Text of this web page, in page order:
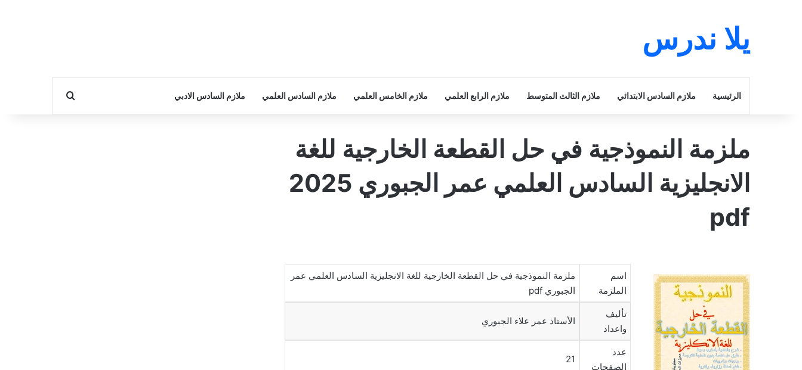
يلا ندرس
الرئيسية ملازم السادس الابتدائي ملازم الثالث المتوسط ملازم الرابع العلمي ملازم الخامس العلمي ملازم السادس العلمي ملازم السادس الادبي بحث عن
ملزمة النموذجية في حل القطعة الخارجية للغة
الانجليزية السادس العلمي عمر الجبوري 2025
pdf
اسم
الملزمة
ملزمة النموذجية في حل القطعة الخارجية للغة الانجليزية السادس العلمي عمر
الجبوري pdf
تأليف
واعداد
الأستاذ عمر علاء الجبوري
عدد
الصفحات
21